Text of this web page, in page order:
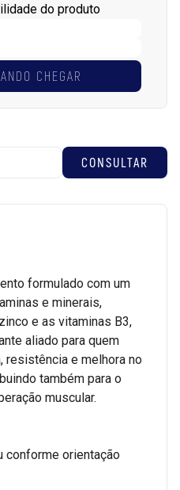
do produto
CHEGAR
formulado com um
e minerais,
e as vitaminas B3,
aliado para quem
resistência e melhora no
também para o
muscular.
conforme orientação